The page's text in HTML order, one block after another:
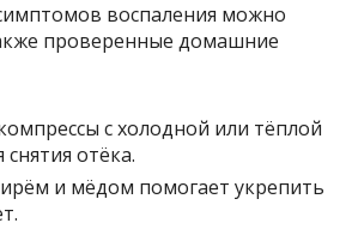
воспаления можно
проверенные домашние
с холодной или тёплой
отёка.
и мёдом помогает укрепить